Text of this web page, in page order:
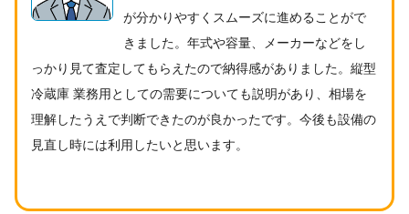
が分かりやすくスムーズに進めることがで
きました。年式や容量、メーカーなどをし
っかり見て査定してもらえたので納得感がありました。縦型
冷蔵庫 業務用としての需要についても説明があり、相場を
理解したうえで判断できたのが良かったです。今後も設備の
見直し時には利用したいと思います。